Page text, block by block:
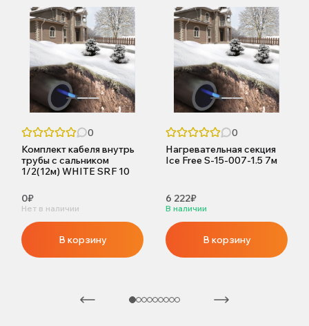
0
Комплект кабеля внутрь
трубы с сальником
1/2(12м) WHITE SRF 10
0₽
Нет в наличии
В корзину
0
Нагревательная секция
Ice Free S-15-007-1.5 7м
6 222₽
В наличии
В корзину